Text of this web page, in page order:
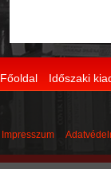
Főoldal Időszaki
Impresszum